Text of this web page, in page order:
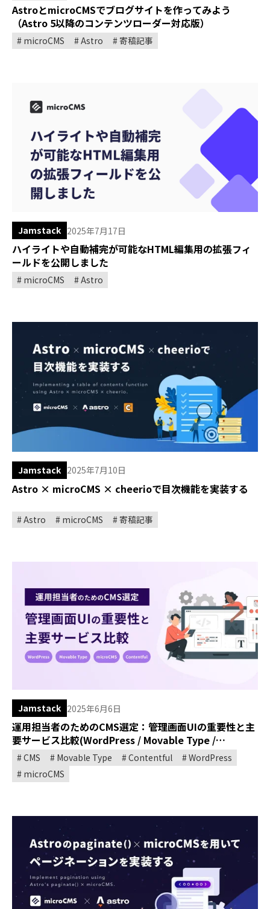
AstroとmicroCMSでブログサイトを作ってみよう
（Astro 5以降のコンテンツローダー対応版）
microCMS Astro 寄稿記事
Jamstack 2025年7月17日
ハイライトや自動補完が可能なHTML編集用の拡張フィ
ールドを公開しました
microCMS Astro
Jamstack 2025年7月10日
Astro × microCMS × cheerioで目次機能を実装する
Astro microCMS 寄稿記事
Jamstack 2025年6月6日
運用担当者のためのCMS選定：管理画面UIの重要性と主
要サービス比較(WordPress / Movable Type /
microCMS / Contentful)
CMS Movable Type Contentful
WordPress
microCMS